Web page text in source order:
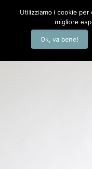
Utilizziamo i cookie
migliore
Ok, va bene!